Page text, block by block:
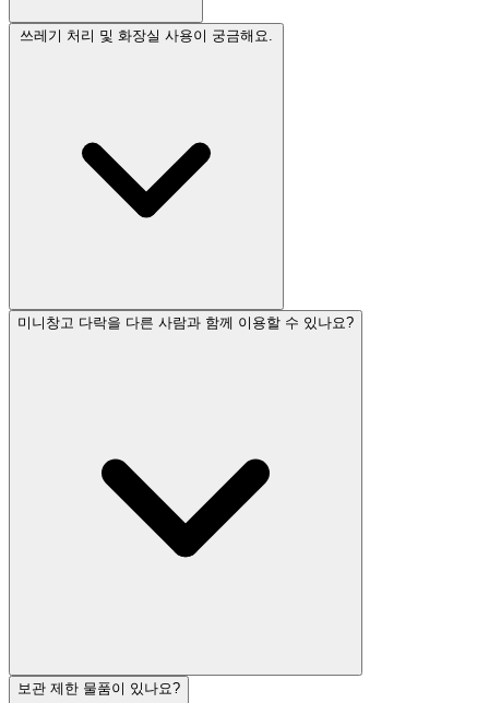
미니창고 다락을 다른 사람과 함께 이용할 수 있나요?
보관 제한 물품이 있나요?